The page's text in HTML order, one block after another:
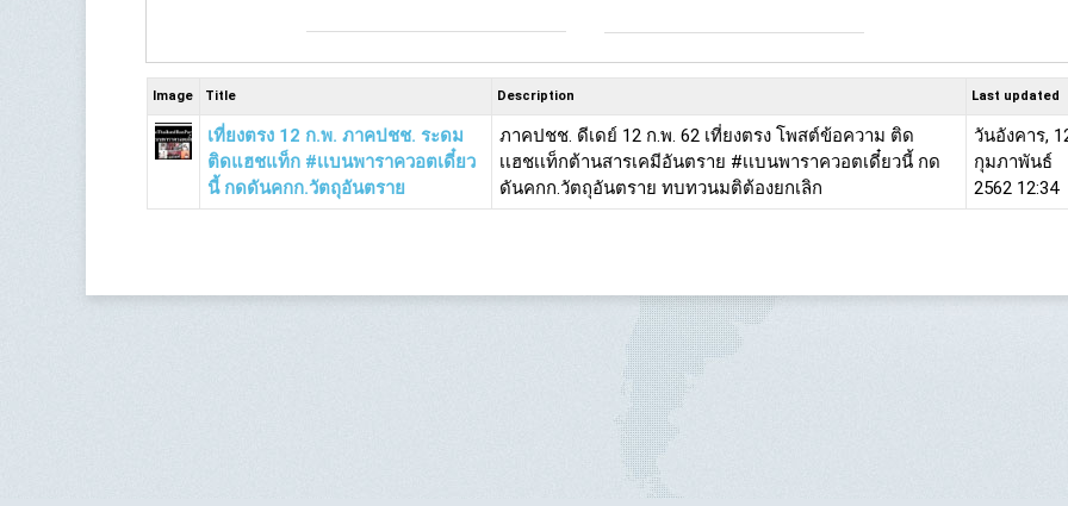
Image Title Description Last updated
เที่ยงตรง 12 ก.พ. ภาคปชช. ระดม
ติดแฮชแท็ก #เเบนพาราควอตเดี๋ยว
นี้ กดดันคกก.วัตถุอันตราย
ภาคปชช. ดีเดย์ 12 ก.พ. 62 เที่ยงตรง โพสต์ข้อความ ติด
เเฮชเเท็กต้านสารเคมีอันตราย #เเบนพาราควอตเดี๋ยวนี้ กด
ดันคกก.วัตถุอันตราย ทบทวนมติต้องยกเลิก
วันอังคาร,
กุมภาพันธ์
2562 12:34